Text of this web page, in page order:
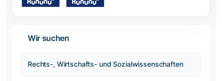
Wir suchen
Rechts-, Wirtschafts- und Sozialwissenschaften